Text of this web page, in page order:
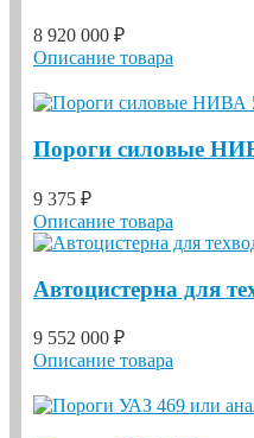
8 920 000 ₽
Описание товара
Пороги силовые
9 375 ₽
Описание товара
Автоцистерна для
9 552 000 ₽
Описание товара